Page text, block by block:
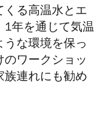
くる高温水とエ
1年を通じて気温
な環境を保っ
のワークショッ
族連れにも勧め